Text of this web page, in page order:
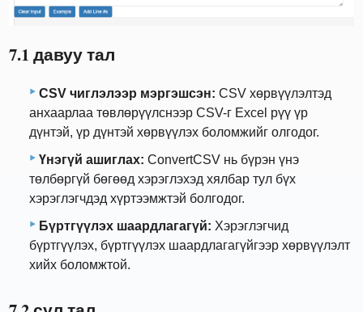
7.1 давуу тал
CSV чиглэлээр мэргэшсэн: CSV хөрвүүлэлтэд
анхаарлаа төвлөрүүлснээр CSV-г Excel рүү үр
дүнтэй, үр дүнтэй хөрвүүлэх боломжийг олгодог.
Үнэгүй ашиглах: ConvertCSV нь бүрэн үнэ
төлбөргүй бөгөөд хэрэглэхэд хялбар тул бүх
хэрэглэгчдэд хүртээмжтэй болгодог.
Бүртгүүлэх шаардлагагүй: Хэрэглэгчид
бүртгүүлэх, бүртгүүлэх шаардлагагүйгээр хөрвүүлэлт
хийх боломжтой.